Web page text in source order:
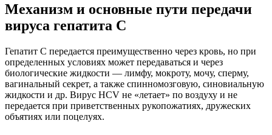
Механизм и основные пути передачи
вируса гепатита C
Гепатит С передается преимущественно через кровь, но при
определенных условиях может передаваться и через
биологические жидкости — лимфу, мокроту, мочу, сперму,
вагинальный секрет, а также спинномозговую, синовиальную
жидкости и др. Вирус HCV не «летает» по воздуху и не
передается при приветственных рукопожатиях, дружеских
объятиях или поцелуях.